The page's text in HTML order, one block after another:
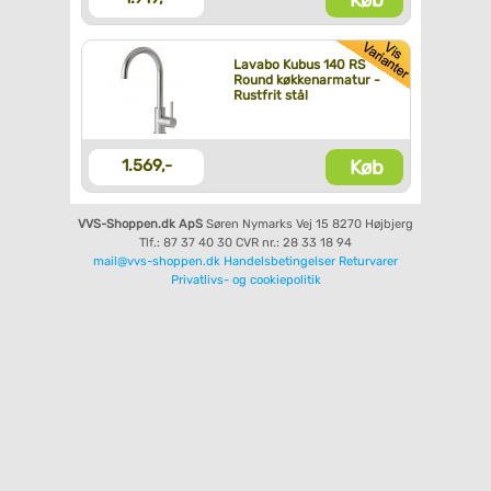
Lavabo Kubus 140 RS
Round køkkenarmatur -
Rustfrit stål
1.569,- Køb
VVS-Shoppen.dk ApS Søren Nymarks Vej 15 8270 Højbjerg
Tlf.: 87 37 40 30 CVR nr.: 28 33 18 94
mail@vvs-shoppen.dk Handelsbetingelser Returvarer
Privatlivs- og cookiepolitik